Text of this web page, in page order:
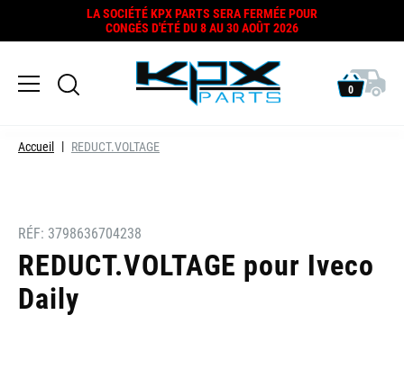
LA SOCIÉTÉ KPX PARTS SERA FERMÉE POUR
CONGÉS D'ÉTÉ DU 8 AU 30 AOÛT 2026
0
Accueil REDUCT.VOLTAGE
RÉF: 3798636704238
REDUCT.VOLTAGE pour Iveco
Daily